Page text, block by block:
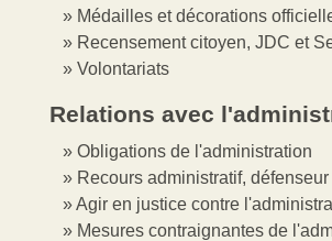
Médailles et décorations
Recensement citoyen, JDC et
Volontariats
Relations avec
Obligations de l'administration
Recours administratif, défenseur
Agir en justice contre
Mesures contraignantes de